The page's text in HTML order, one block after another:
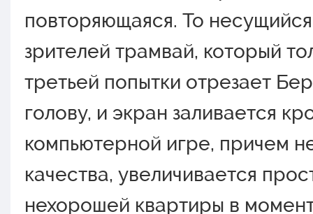
повторяющаяся. То
зрителей трамвай, который
третьей попытки отрезает
голову, и экран заливается
компьютерной игре, причем
качества, увеличивается
нехорошей квартиры в